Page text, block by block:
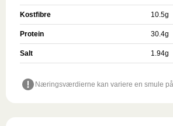
Kostfibre 10.5g
Protein 30.4g
Salt 1.94g
Næringsværdierne kan variere en smule